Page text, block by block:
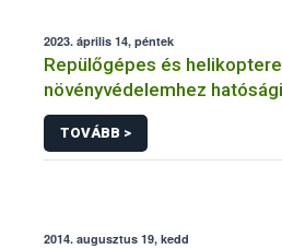
2023. április 14, péntek
Repülőgépes és
növényvédelemhez
rendelkező szervezetek
TOVÁBB >
2014. augusztus 19, kedd